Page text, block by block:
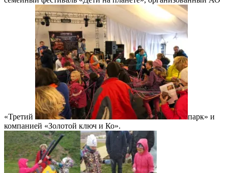
«Третий
парк» и
компанией «Золотой ключ и Ко».